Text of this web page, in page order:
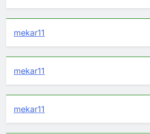
mekar11
mekar11
mekar11